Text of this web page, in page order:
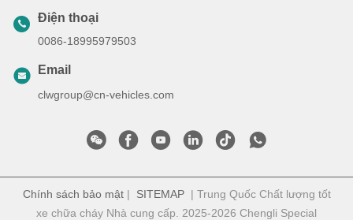
Điện thoại
0086-18995979503
Email
clwgroup@cn-vehicles.com
Chính sách bảo mật| SITEMAP| Trung Quốc Chất lượng tốt
xe chữa cháy Nhà cung cấp. 2025-2026 Chengli Special